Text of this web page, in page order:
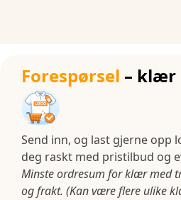
Forespørsel – klær
Send inn, og last gjerne opp
deg raskt med pristilbud og
Minste ordresum for klær med
og frakt. (Kan være flere ulike